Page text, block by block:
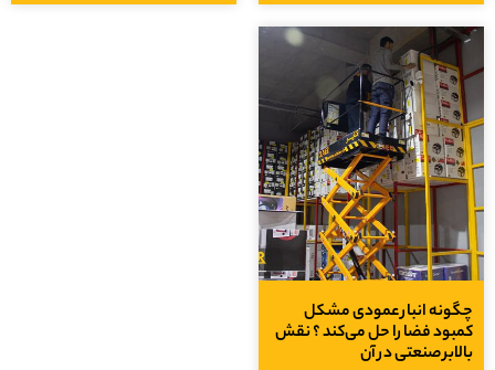
چگونه انبار عمودی مشکل
کمبود فضا را حل می‌کند ؟ نقش
بالابر صنعتی در آن